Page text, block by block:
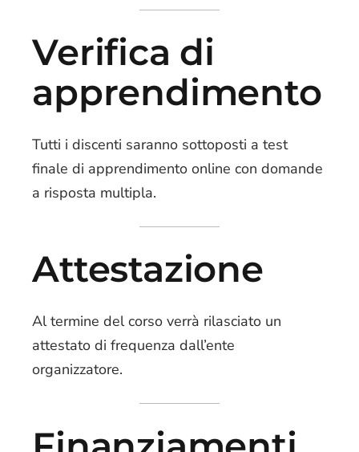
Verifica di
apprendimento
Tutti i discenti saranno sottoposti a test
finale di apprendimento online con domande
a risposta multipla.
Attestazione
Al termine del corso verrà rilasciato un
attestato di frequenza dall’ente
organizzatore.